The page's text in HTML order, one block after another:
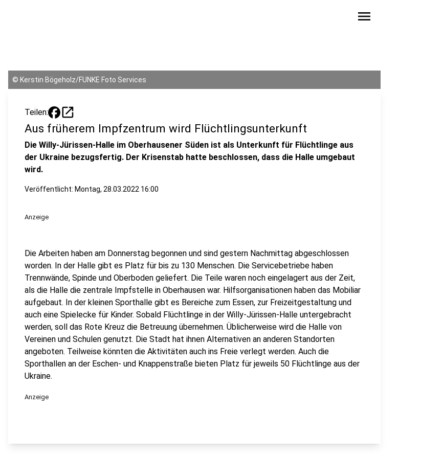
menu
© Kerstin Bögeholz/FUNKE Foto Services
Teilen: open_in_new
Aus früherem Impfzentrum wird Flüchtlingsunterkunft
Die Willy-Jürissen-Halle im Oberhausener Süden ist als Unterkunft für Flüchtlinge aus
der Ukraine bezugsfertig. Der Krisenstab hatte beschlossen, dass die Halle umgebaut
wird.
Veröffentlicht: Montag, 28.03.2022 16:00
Anzeige
Die Arbeiten haben am Donnerstag begonnen und sind gestern Nachmittag abgeschlossen
worden. In der Halle gibt es Platz für bis zu 130 Menschen. Die Servicebetriebe haben
Trennwände, Spinde und Oberboden geliefert. Die Teile waren noch eingelagert aus der Zeit,
als die Halle die zentrale Impfstelle in Oberhausen war. Hilfsorganisationen haben das Mobiliar
aufgebaut. In der kleinen Sporthalle gibt es Bereiche zum Essen, zur Freizeitgestaltung und
auch eine Spielecke für Kinder. Sobald Flüchtlinge in der Willy-Jürissen-Halle untergebracht
werden, soll das Rote Kreuz die Betreuung übernehmen. Üblicherweise wird die Halle von
Vereinen und Schulen genutzt. Die Stadt hat ihnen Alternativen an anderen Standorten
angeboten. Teilweise könnten die Aktivitäten auch ins Freie verlegt werden. Auch die
Sporthallen an der Eschen- und Knappenstraße bieten Platz für jeweils 50 Flüchtlinge aus der
Ukraine.
Anzeige